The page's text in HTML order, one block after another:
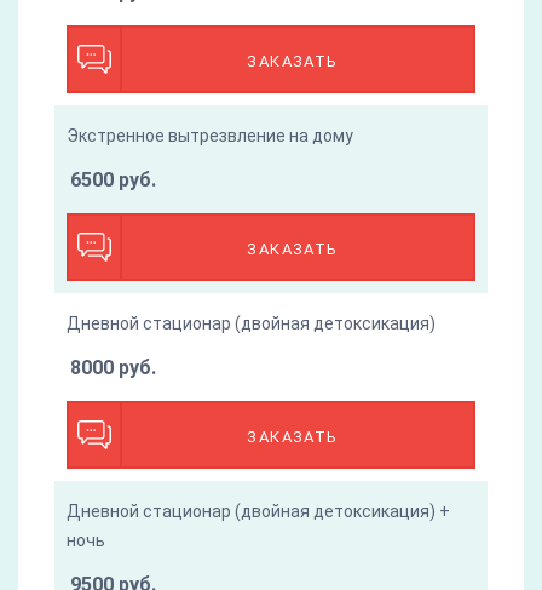
ЗАКАЗАТЬ
Экстренное вытрезвление на дому
ЗАКАЗАТЬ
6500 руб.
Дневной стационар (двойная детоксикация)
ЗАКАЗАТЬ
8000 руб.
Дневной стационар (двойная детоксикация) +
ночь
9500 руб.